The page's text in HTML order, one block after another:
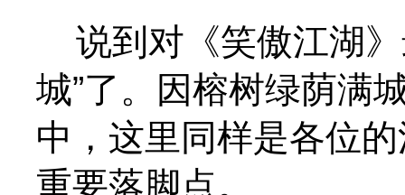
说到对《笑傲江湖》
城”了。因榕树绿荫满
中，这里同样是各位
重要落脚点。